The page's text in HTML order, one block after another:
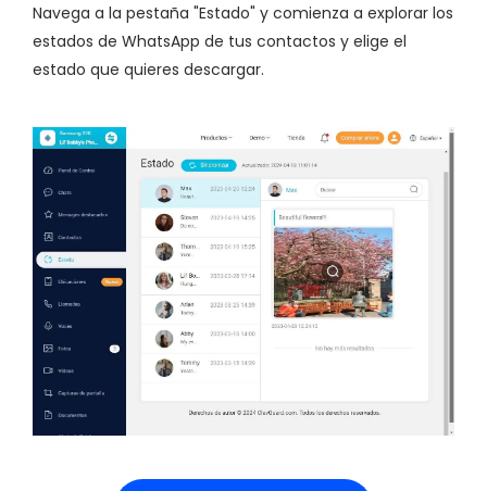
Navega a la pestaña "Estado" y comienza a explorar los
estados de WhatsApp de tus contactos y elige el
estado que quieres descargar.